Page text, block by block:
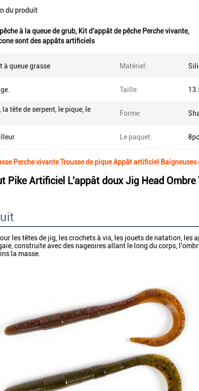
du produit
à la queue de grub, Kit d'appât de pêche Perche vivante,
sont des appâts artificiels
à queue grasse Matériel:
Taille:
la tête de serpent, le pique, le
Forme:
Le paquet:
Perche vivante Trousse de pique Appât artificiel Baigneuses
Pike Artificiel L'appât doux Jig Head
les têtes de jig, les crochets à vis, les jouets de natation, les
construite avec des nageoires allant le long du corps,
la masse.